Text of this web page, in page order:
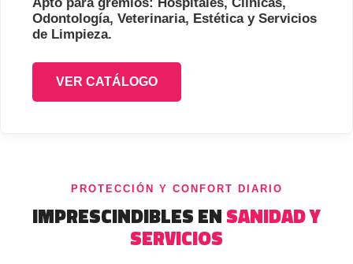
Odontología, Veterinaria, Estética y Servicios
de Limpieza.
VER CATÁLOGO
PROTECCIÓN Y CONFORT DIARIO
IMPRESCINDIBLES ENSANIDAD Y
SERVICIOS